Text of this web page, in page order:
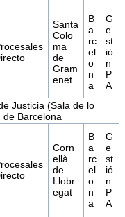
Santa
Colo
ma
de
Gram
enet
B
a
rc
el
o
n
a
G
e
st
ió
n
P
A
Justicia (Sala de lo
de Barcelona
Corn
ellà
de
Llobr
egat
B
a
rc
el
o
n
a
G
e
st
ió
n
P
A